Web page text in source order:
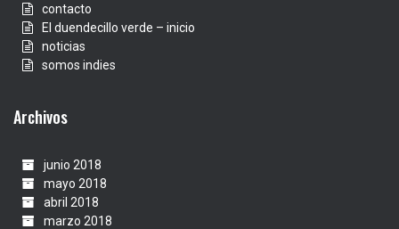
contacto
El duendecillo verde – inicio
noticias
somos indies
Archivos
junio 2018
mayo 2018
abril 2018
marzo 2018